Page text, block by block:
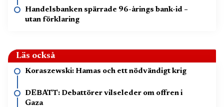
Handelsbanken spärrade 96-årings bank-id –
utan förklaring
Läs också
Koraszewski: Hamas och ett nödvändigt krig
DEBATT: Debattörer vilseleder om offren i
Gaza